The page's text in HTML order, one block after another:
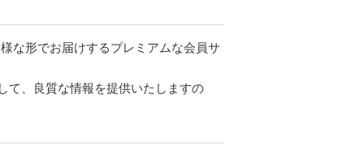
な形でお届けするプレミアムな会員サ
て、良質な情報を提供いたしますの